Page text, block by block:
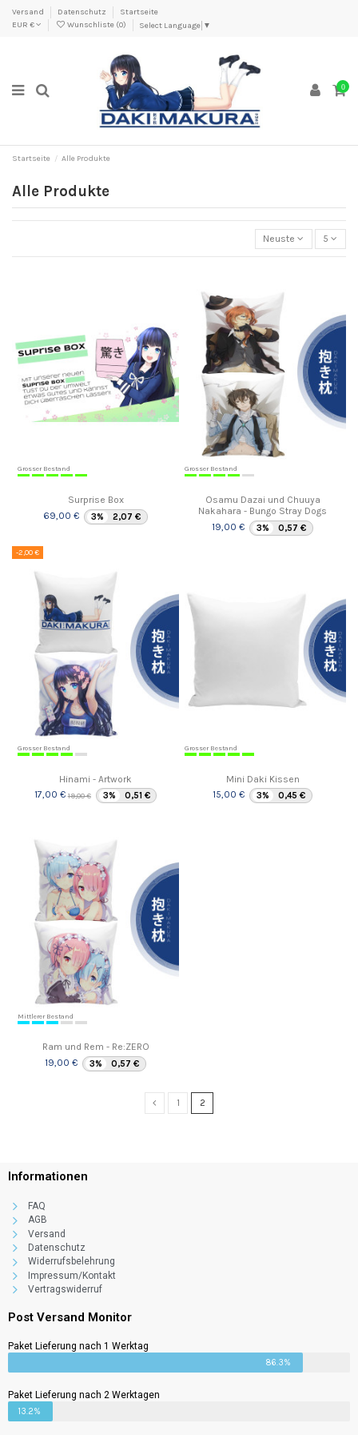
Versand Datenschutz
Startseite
EUR €
Wunschliste (0) Select Language ▼
0
Startseite Alle Produkte
Alle Produkte
Neuste 5
Grosser Bestand
Surprise Box
69,00 €
3% 2,07 €
Grosser Bestand
Osamu Dazai und Chuuya
Nakahara - Bungo Stray Dogs
19,00 €
3% 0,57 €
Grosser Bestand
-2,00 €
Hinami - Artwork
17,00 €19,00 € 3% 0,51 €
Grosser Bestand
Mini Daki Kissen
15,00 €
3% 0,45 €
Mittlerer Bestand
Ram und Rem - Re:ZERO
19,00 €
3% 0,57 €
1 2
Informationen
FAQ
AGB
Versand
Datenschutz
Widerrufsbelehrung
Impressum/Kontakt
Vertragswiderruf
Post Versand Monitor
Paket Lieferung nach 1 Werktag
86.3%
Paket Lieferung nach 2 Werktagen
13.2%